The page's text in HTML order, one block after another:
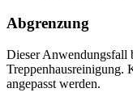
Abgrenzung
Dieser Anwendungsfall
Treppenhausreinigung.
angepasst werden.